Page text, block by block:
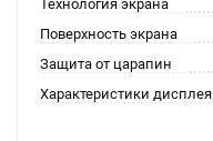
Технология экрана
Поверхность экрана
Защита от царапин
Характеристики дисплея